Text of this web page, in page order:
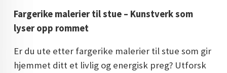
KUNST
KUNSTNER BLOGG - EN KUNSTNERS DAGBOK
STORE MALERIER TIL STUE
Fargerike malerier til stue – Kunstverk som
lyser opp rommet
Er du ute etter fargerike malerier til stue som gir
hjemmet ditt et livlig og energisk preg? Utforsk